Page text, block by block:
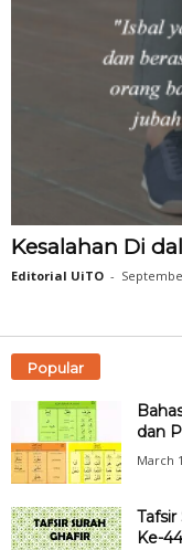
Kesalahan Di
Editorial UiTO -
Popular
dan
March
Tafsir
Ke-44